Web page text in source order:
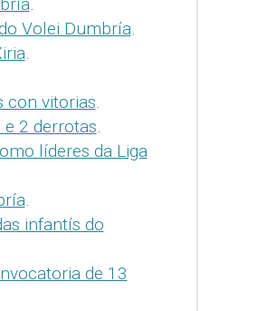
.
Volei Dumbría.
.
con vitorias.
2 derrotas.
líderes da Liga
.
infantís do
de 13